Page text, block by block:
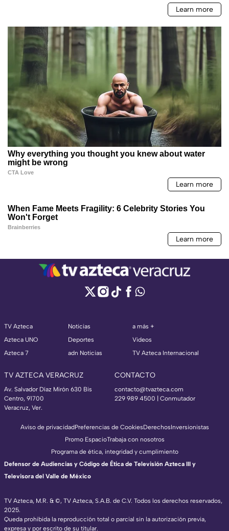
TV Azteca
Azteca UNO
Azteca 7
Noticias
Deportes
adn Noticias
a más +
Videos
TV Azteca Internacional
TV AZTECA VERACRUZ
Av. Salvador Díaz Mirón 630 Bis
Centro, 91700
Veracruz, Ver.
CONTACTO
contacto@tvazteca.com
229 989 4500 | Conmutador
TV Azteca, M.R. & ©, TV Azteca, S.A.B. de C.V. Todos los derechos reservados,
2025.
Queda prohibida la reproducción total o parcial sin la autorización previa,
expresa y por escrito de su titular.
Aviso de privacidadPreferencias de CookiesDerechosInversionistas
Promo EspacioTrabaja con nosotros
Programa de ética, integridad y cumplimiento
Defensor de Audiencias y Código de Ética de Televisión Azteca III y
Televisora del Valle de México